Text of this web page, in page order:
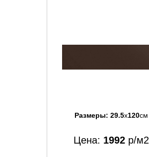
Размеры: 29.5x120см
Цена: 1992 р/м2